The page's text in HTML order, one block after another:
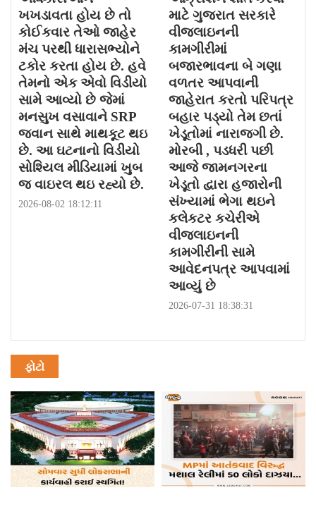
ખખડાવતા હોય છે તો
કોઈકવાર તેઓ જાહેર
મંચ પરથી ધારાસભ્યોને
ટકોર કરતા હોય છે. હવે
તેમનો એક એવો વિડીયો
સામે આવ્યો છે જેમાં
મનસુખ વસાવાને SRP
જવાન સાથે માથકૂટ થઇ
છે. આ ઘટનાનો વિડીયો
સોશ્યિલ મીડિયામાં ખુબ
જ વાઇરલ થઇ રહ્યો છે.
2026-08-02 18:12:11
માટે ગુજરાત સરકારે
વીજલાઇનની
કામગીરીમાં
બજારભાવના બે ગણા
વળતર આપવાની
જાહેરાત કરતો પરિપત્ર
બહાર પડ્યો તેમ છતાં
ખેડૂતોમાં નારાજગી છે.
મોરબી , પડધરી પછી
આજે જામનગરના
ખેડૂતો દ્વારા હજારોની
સંખ્યામાં ભેગા થઇને
કલેકટર કચેરીએ
વીજલાઇનની
કામગીરીની સામે
આવેદનપત્ર આપવામાં
આવ્યું છે
2026-07-31 18:38:31
ફોટો